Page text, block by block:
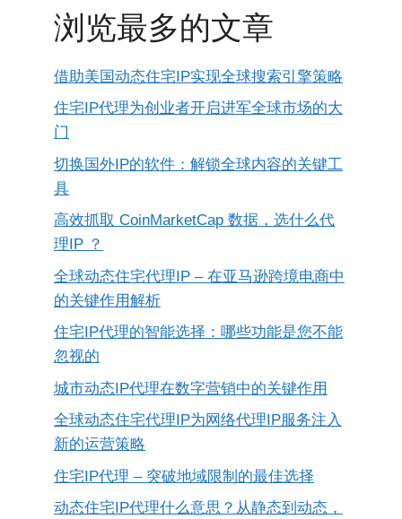
浏览最多的文章
借助美国动态住宅IP实现全球搜索引擎策略
住宅IP代理为创业者开启进军全球市场的大
门
切换国外IP的软件：解锁全球内容的关键工
具
高效抓取 CoinMarketCap 数据，选什么代
理IP ？
全球动态住宅代理IP – 在亚马逊跨境电商中
的关键作用解析
住宅IP代理的智能选择：哪些功能是您不能
忽视的
城市动态IP代理在数字营销中的关键作用
全球动态住宅代理IP为网络代理IP服务注入
新的运营策略
住宅IP代理 – 突破地域限制的最佳选择
动态住宅IP代理什么意思？从静态到动态，